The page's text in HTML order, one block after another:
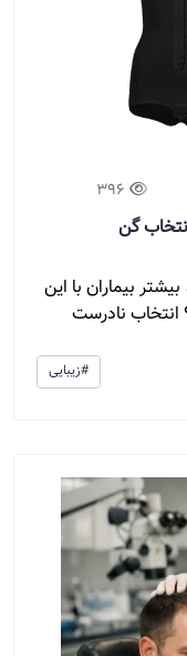
396
گن
بیماران با این
نادرست
#زیبایی